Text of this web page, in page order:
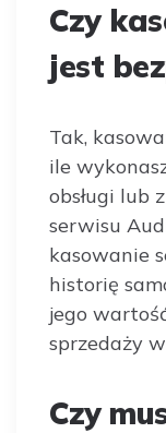
Czy
jest
Tak,
ile
obsługi lub
serwisu
kasowanie
historię
jego
sprzedaży
Czy